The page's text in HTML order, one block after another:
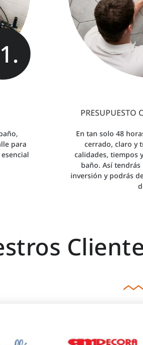
para
PRESUPUESTO
En tan solo 48
cerrado, claro y
calidades, tiempos
baño. Así
inversión y podrás